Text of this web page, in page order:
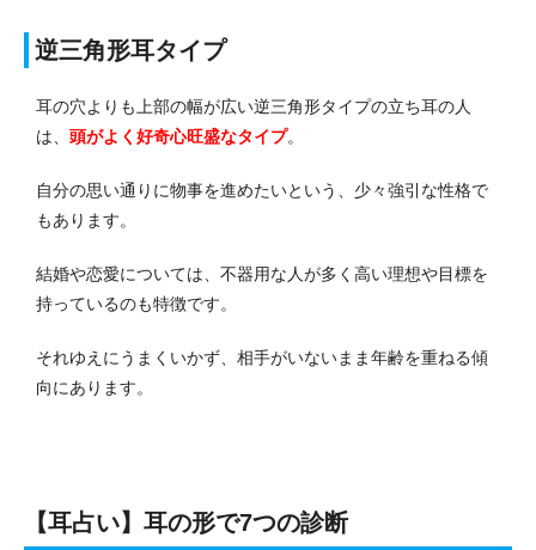
逆三角形耳タイプ
耳の穴よりも上部の幅が広い逆三角形タイプの立ち耳の人
は、 頭がよく好奇心旺盛なタイプ。
自分の思い通りに物事を進めたいという、少々強引な性格で
もあります。
結婚や恋愛については、不器用な人が多く高い理想や目標を
持っているのも特徴です。
それゆえにうまくいかず、相手がいないまま年齢を重ねる傾
向にあります。
【耳占い】耳の形で7つの診断